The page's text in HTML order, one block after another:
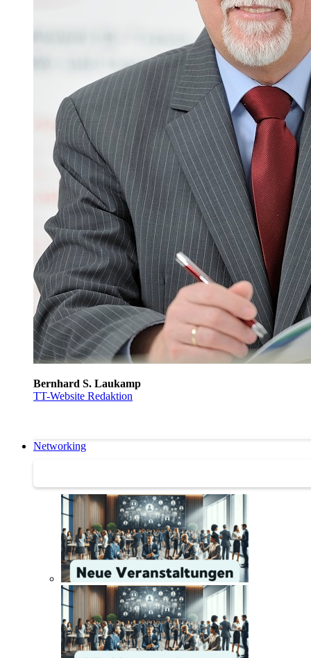
Bernhard S. Laukamp
TT-Website Redaktion
Networking